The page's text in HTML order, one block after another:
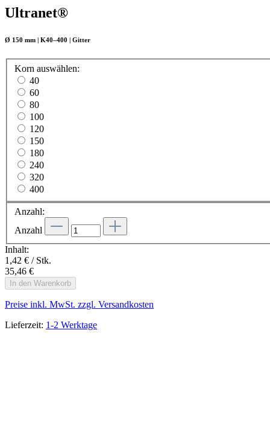
Ultranet®
Ø 150 mm | K40–400 | Gitter
Korn auswählen:
40
60
80
100
120
150
180
240
320
400
Anzahl:
Anzahl
Inhalt:
1,42 € / Stk.
35,46 €
In den Warenkorb
Preise inkl. MwSt. zzgl. Versandkosten
Lieferzeit: 1-2 Werktage